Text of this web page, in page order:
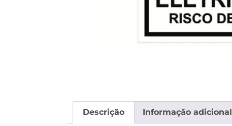
Descrição Informação adicional